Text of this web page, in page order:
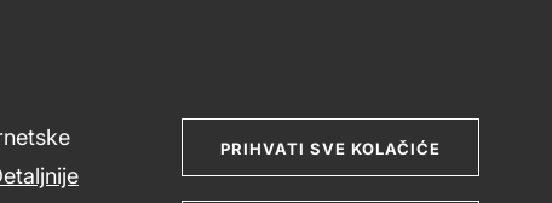
PRIHVATI SVE KOLAČIĆE
media